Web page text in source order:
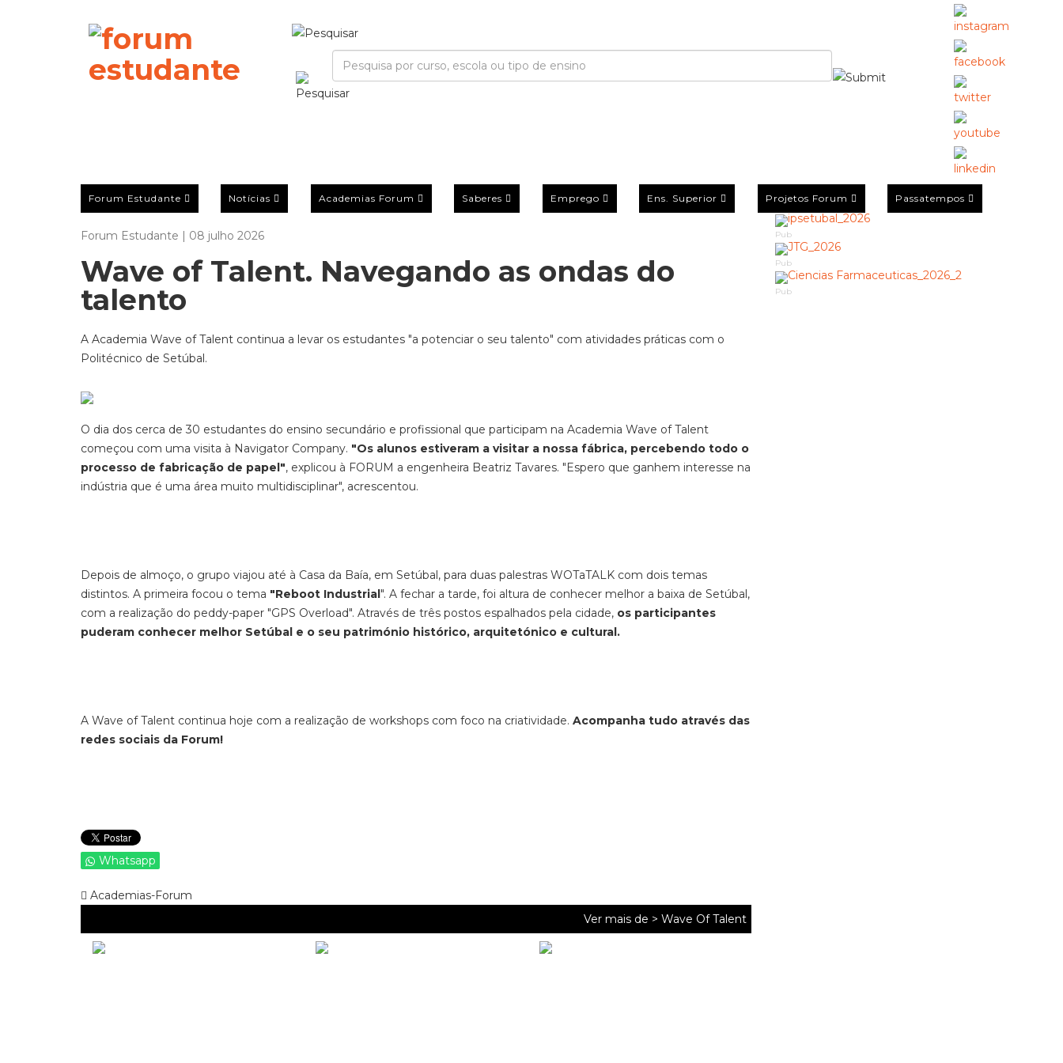
Forum Estudante Notícias Academias Forum Saberes Emprego Ens. Superior Projetos Forum Passatempos
Forum Estudante | 08 julho 2026
Wave of Talent. Navegando as ondas do
talento
A Academia Wave of Talent continua a levar os estudantes "a potenciar o seu talento" com atividades práticas com o
Politécnico de Setúbal.
O dia dos cerca de 30 estudantes do ensino secundário e profissional que participam na Academia Wave of Talent
começou com uma visita à Navigator Company. "Os alunos estiveram a visitar a nossa fábrica, percebendo todo o
processo de fabricação de papel", explicou à FORUM a engenheira Beatriz Tavares. "Espero que ganhem interesse na
indústria que é uma área muito multidisciplinar", acrescentou.
Depois de almoço, o grupo viajou até à Casa da Baía, em Setúbal, para duas palestras WOTaTALK com dois temas
distintos. A primeira focou o tema "Reboot Industrial". A fechar a tarde, foi altura de conhecer melhor a baixa de Setúbal,
com a realização do peddy-paper "GPS Overload". Através de três postos espalhados pela cidade, os participantes
puderam conhecer melhor Setúbal e o seu património histórico, arquitetónico e cultural.
A Wave of Talent continua hoje com a realização de workshops com foco na criatividade. Acompanha tudo através das
redes sociais da Forum!
Whatsapp
Academias-Forum
Ver mais de > Wave Of Talent
Pub
Pub
Pub